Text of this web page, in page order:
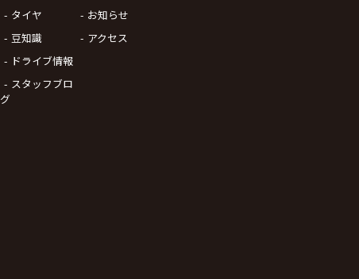
タイヤ
豆知識
ドライブ情報
スタッフブロ
グ
お知らせ
アクセス